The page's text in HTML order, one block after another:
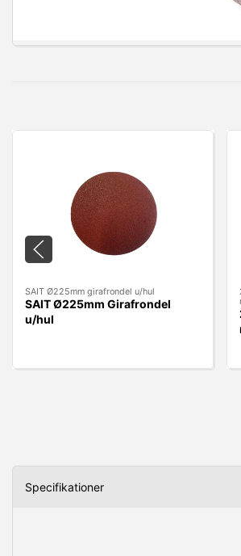
SAIT Ø225mm girafrondel u/hul
SAIT Ø225mm Girafrondel
u/hul
Specifikationer